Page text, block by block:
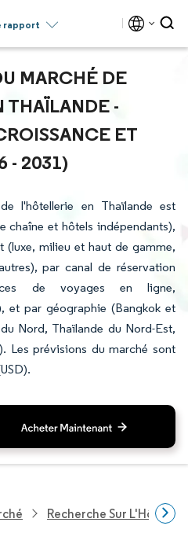
rapport
MARCHÉ DE
THAÏLANDE -
ET
- 2031)
l'hôtellerie en Thaïlande est
chaîne et hôtels indépendants),
(luxe, milieu et haut de gamme,
par canal de réservation
de voyages en ligne,
et par géographie (Bangkok et
Nord, Thaïlande du Nord-Est,
Les prévisions du marché sont
Recherche Sur